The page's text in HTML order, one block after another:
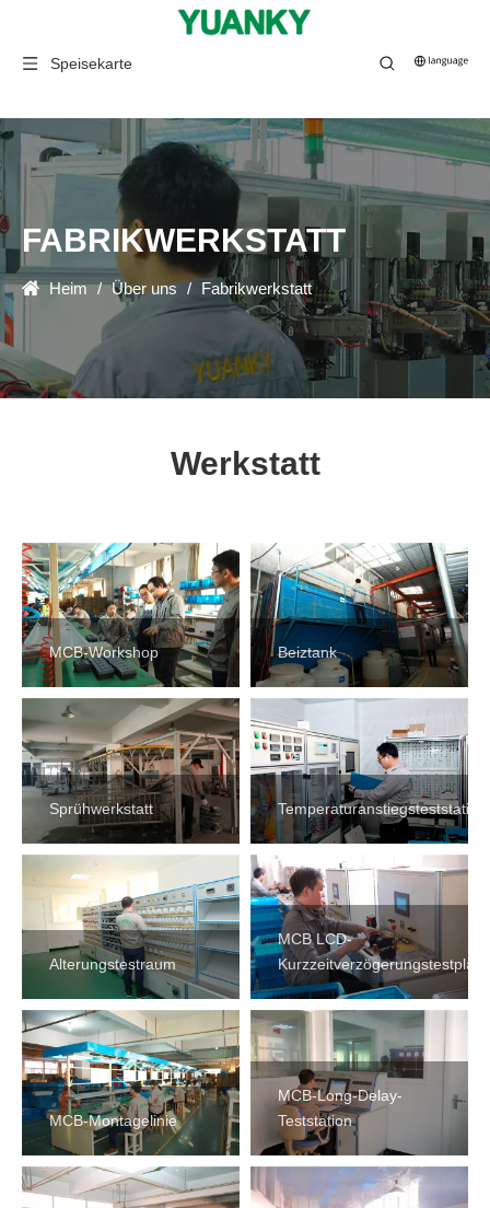
Speisekarte
FABRIKWERKSTATT
Heim / Über uns / Fabrikwerkstatt
Werkstatt
MCB-Workshop Beiztank
Sprühwerkstatt Temperaturanstiegsteststation
Alterungstestraum
MCB LCD-
MCB-Montagelinie
MCB-Long-Delay-
Teststation